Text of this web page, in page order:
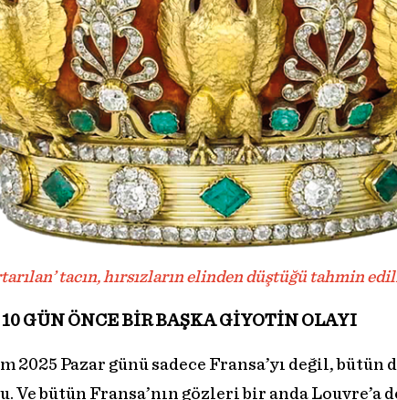
tacın, hırsızların elinden düştüğü tahmin
GÜN ÖNCE BİR BAŞKA GİYOTİN OLAYI
2025 Pazar günü sadece Fransa’yı değil, bütün
Ve bütün Fransa’nın gözleri bir anda Louvre’a